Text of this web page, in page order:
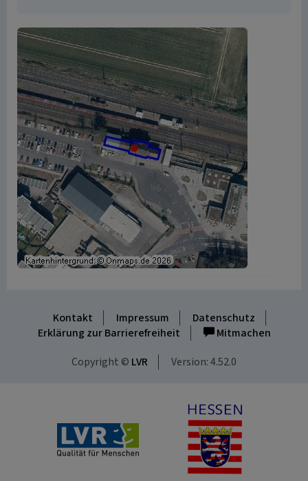
Kontakt Impressum
Datenschutz
Erklärung zur Barrierefreiheit
Mitmachen
Copyright © LVR Version: 4.52.0